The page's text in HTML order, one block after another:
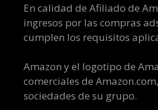
En calidad de Afiliado de
ingresos por las compras
cumplen los requisitos
Amazon y el logotipo de
comerciales de
sociedades de su grupo.